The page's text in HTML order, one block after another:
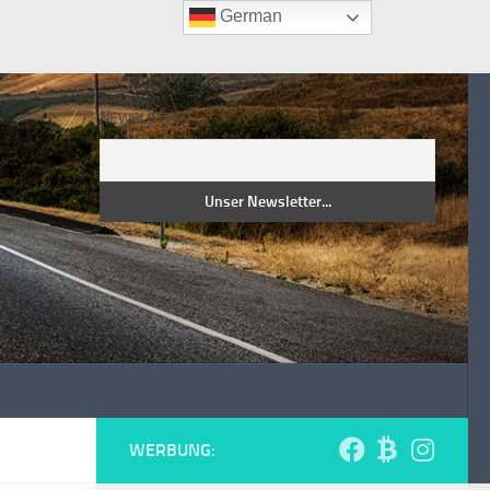
NEWSLETTER
WERBUNG:
German